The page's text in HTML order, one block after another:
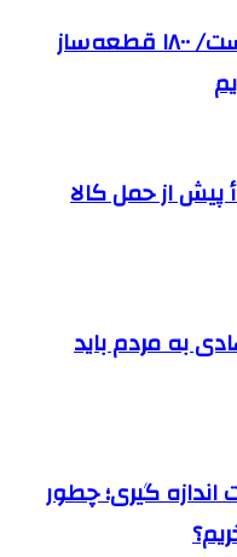
بازار قطعه‌سازی رقابتی است/ ۱۸۰۰ قطعه‌ساز
پیش از حمل کالا
به مردم باید
اندازه گیری؛ چطور